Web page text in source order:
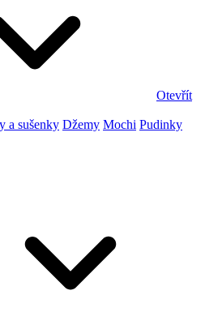
Otevřít
a sušenky Džemy Mochi Pudinky